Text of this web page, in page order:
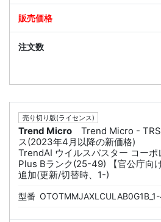
売り切り版(ライセンス)
Trend Micro
Trend Micro -
ス(2023年4月以降の新価格)
TrendAI ウイルスバスター コーポ
Plus Bランク(25-49) 【官公庁向け
追加(更新/切替時、1-)
型番